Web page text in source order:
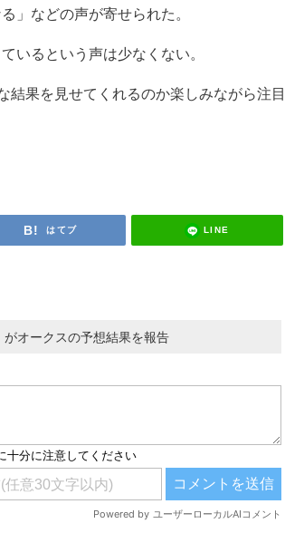
」などの声が寄せられた。
いるという声は少なくない。
結果を見せてくれるのか楽しみながら注目
はてブ LINE
がオークスの予想結果を報告